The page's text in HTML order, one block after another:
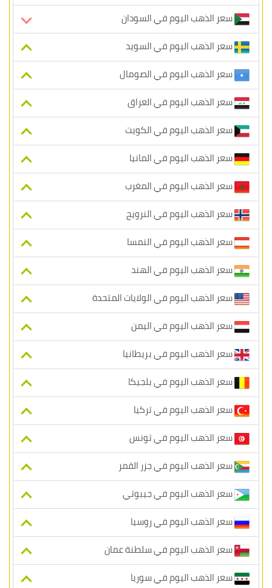
سعر الذهب اليوم في السودان
سعر الذهب اليوم في السويد
سعر الذهب اليوم في الصومال
سعر الذهب اليوم في العراق
سعر الذهب اليوم في الكويت
سعر الذهب اليوم في المانيا
سعر الذهب اليوم في المغرب
سعر الذهب اليوم في النرويج
سعر الذهب اليوم في النمسا
سعر الذهب اليوم في الهند
سعر الذهب اليوم في الولايات المتحدة
سعر الذهب اليوم في اليمن
سعر الذهب اليوم في بريطانيا
سعر الذهب اليوم في بلجيكا
سعر الذهب اليوم في تركيا
سعر الذهب اليوم في تونس
سعر الذهب اليوم في جزر القمر
سعر الذهب اليوم في جيبوتي
سعر الذهب اليوم في روسيا
سعر الذهب اليوم في سلطنة عمان
سعر الذهب اليوم في سوريا